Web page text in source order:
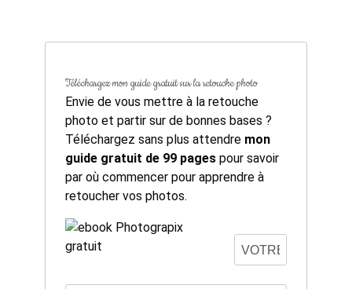
Téléchargez mon guide gratuit sur la retouche photo
Envie de vous mettre à la retouche
photo et partir sur de bonnes bases ?
Téléchargez sans plus attendre mon
guide gratuit de 99 pagespour savoir
par où commencer pour apprendre à
retoucher vos photos.